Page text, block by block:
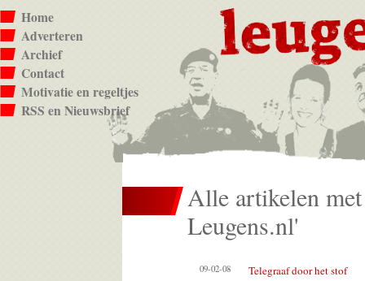
Home
Adverteren
Archief
Contact
Motivatie en regeltjes
RSS en Nieuwsbrief
Alle artikelen
Leugens.nl'
09-02-08 Telegraaf door het stof